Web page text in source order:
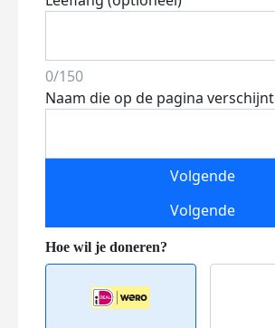
0/150
Naam die op de pagina verschijnt
Volgende
Volgende